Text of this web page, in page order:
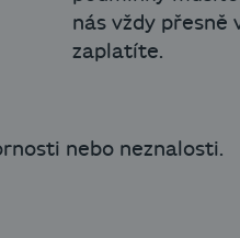
nás vždy přesně
zaplatíte.
nebo neznalosti.